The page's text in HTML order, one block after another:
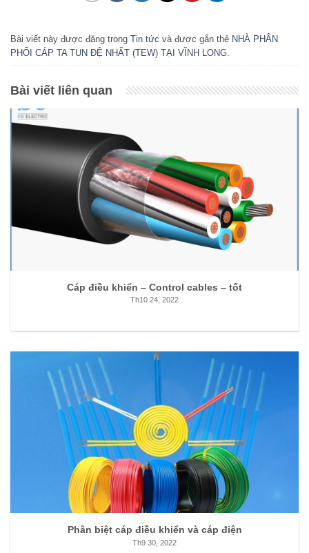
Bài viết này được đăng trong Tin tức và được gắn thẻ NHÀ PHÂN
PHỐI CÁP TA TUN ĐỆ NHẤT (TEW) TẠI VĨNH LONG
Bài viết liên quan
Cáp điều khiển – Control cables – tốt
Th10 24, 2022
Phân biệt cáp điều khiển và cáp điện
Th9 30, 2022